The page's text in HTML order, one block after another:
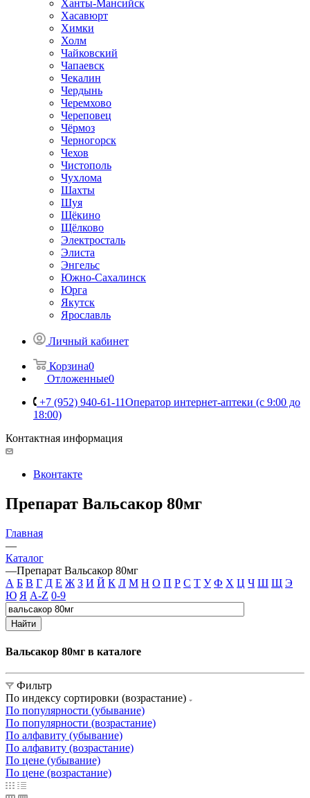
Ханты-Мансийск
Хасавюрт
Химки
Холм
Чайковский
Чапаевск
Чекалин
Чердынь
Черемхово
Череповец
Чёрмоз
Черногорск
Чехов
Чистополь
Чухлома
Шахты
Шуя
Щёкино
Щёлково
Электросталь
Элиста
Энгельс
Южно-Сахалинск
Юрга
Якутск
Ярославль
Личный кабинет
Корзина0
Отложенные0
+7 (952) 940-61-11Оператор интернет-аптеки (с 9:00 до
18:00)
Контактная информация
Вконтакте
Препарат Вальсакор 80мг
Главная
—
Каталог
—Препарат Вальсакор 80мг
А Б В Г Д Е Ж З И Й К Л М Н О П Р С Т У Ф Х Ц Ч Ш Щ Э
Ю Я A-Z 0-9
Найти
Вальсакор 80мг в каталоге
Фильтр
По индексу сортировки (возрастание)
По популярности (убывание)
По популярности (возрастание)
По алфавиту (убывание)
По алфавиту (возрастание)
По цене (убывание)
По цене (возрастание)